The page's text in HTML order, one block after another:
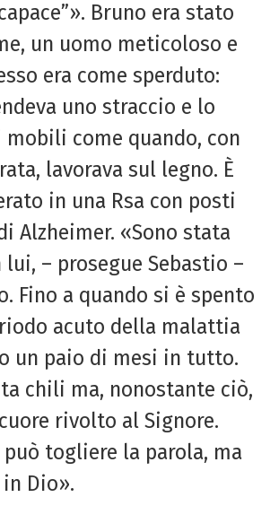
Bruno era stato
un uomo meticoloso e
era come sperduto:
uno straccio e lo
mobili come quando, con
lavorava sul legno. È
in una Rsa con posti
Alzheimer. «Sono stata
lui, – prosegue Sebastio –
Fino a quando si è spento
acuto della malattia
un paio di mesi in tutto.
chili ma, nonostante ciò,
rivolto al Signore.
può togliere la parola, ma
Dio».